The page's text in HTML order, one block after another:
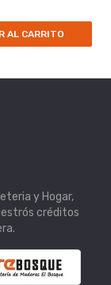
AL CARRITO
y Hogar,
créditos